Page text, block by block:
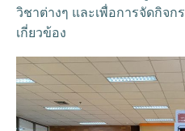
วิชาต่างๆ และเพื่อการจัดกิจก
เกี่ยวข้อง